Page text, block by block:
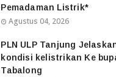
Pemadaman Listrik*
Agustus 04, 2026
PLN ULP Tanjung
kondisi kelistrikan Ke
Tabalong